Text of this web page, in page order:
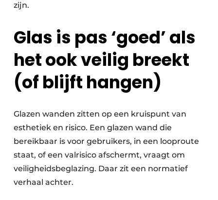
zijn.
Glas is pas ‘goed’ als
het ook veilig breekt
(of blijft hangen)
Glazen wanden zitten op een kruispunt van
esthetiek en risico. Een glazen wand die
bereikbaar is voor gebruikers, in een looproute
staat, of een valrisico afschermt, vraagt om
veiligheidsbeglazing. Daar zit een normatief
verhaal achter.